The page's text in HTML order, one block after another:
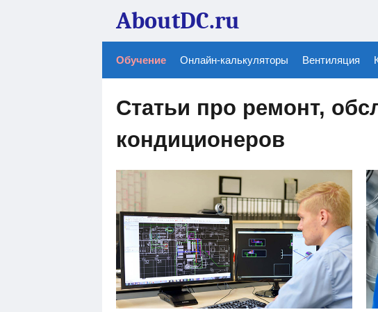
AboutDC.ru
Обучение Онлайн-калькуляторы Вентиляция
Статьи про ремонт,
кондиционеров